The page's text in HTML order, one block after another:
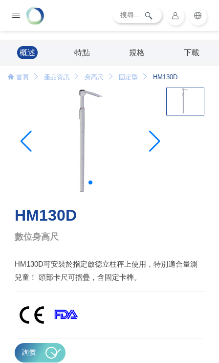
概述 特點 規格 下載
首頁 產品資訊 身高尺 固定型 HM130D
HM130D
數位身高尺
HM130D可安裝於指定啟德立柱秤上使用，特別適合量測
兒童！ 頭部卡尺可摺疊，含固定卡榫。
詢價